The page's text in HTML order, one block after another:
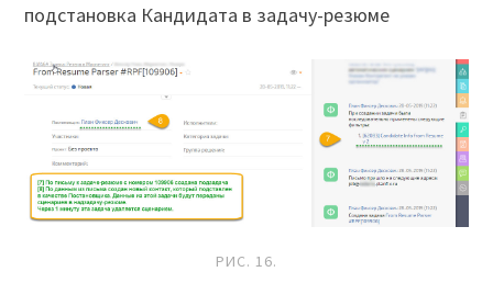
подстановка Кандидата в задачу-резюме
РИС. 16.